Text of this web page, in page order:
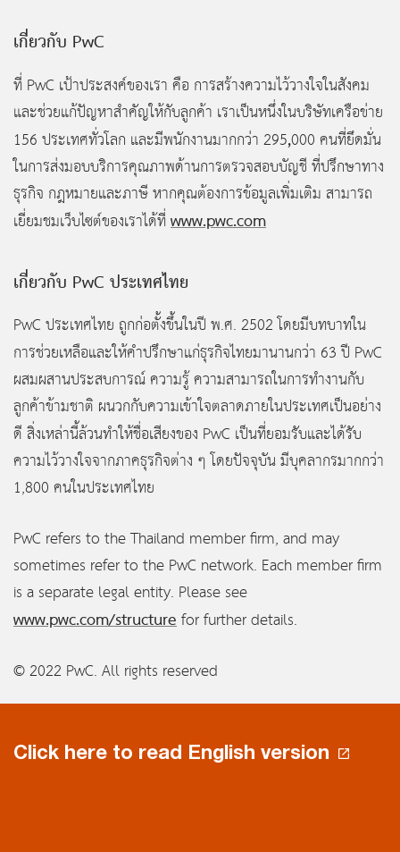
เกี่ยวกับ PwC
ที่ PwC เป้าประสงค์ของเรา คือ การสร้างความไว้วางใจในสังคม
และช่วยแก้ปัญหาสำคัญให้กับลูกค้า เราเป็นหนึ่งในบริษัทเครือข่าย
156 ประเทศทั่วโลก และมีพนักงานมากกว่า 295,000 คนที่ยึดมั่น
ในการส่งมอบบริการคุณภาพด้านการตรวจสอบบัญชี ที่ปรึกษาทาง
ธุรกิจ กฎหมายและภาษี หากคุณต้องการข้อมูลเพิ่มเติม สามารถ
เยี่ยมชมเว็บไซต์ของเราได้ที่www.pwc.com
เกี่ยวกับ PwCประเทศไทย
PwC ประเทศไทย ถูกก่อตั้งขึ้นในปี พ.ศ. 2502 โดยมีบทบาทใน
การช่วยเหลือและให้คำปรึกษาแก่ธุรกิจไทยมานานกว่า 63 ปี PwC
ผสมผสานประสบการณ์ ความรู้ ความสามารถในการทำงานกับ
ลูกค้าข้ามชาติ ผนวกกับความเข้าใจตลาดภายในประเทศเป็นอย่าง
ดี สิ่งเหล่านี้ล้วนทำให้ชื่อเสียงของ PwC เป็นที่ยอมรับและได้รับ
ความไว้วางใจจากภาคธุรกิจต่าง ๆ โดยปัจจุบัน มีบุคลากรมากกว่า
1,800 คนในประเทศไทย
PwC refers to the Thailand member firm, and may
sometimes refer to the PwC network. Each member firm
is a separate legal entity. Please see
www.pwc.com/structurefor further details.
© 2022 PwC. All rights reserved
Click here to read English version